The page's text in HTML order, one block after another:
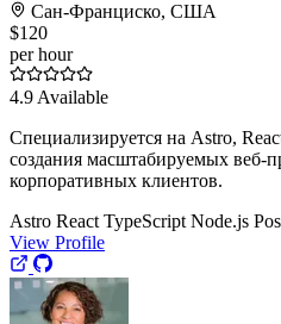
Сан-Франциско, США
$120
per hour
4.9 Available
Специализируется на Astro,
создания масштабируемых веб-
корпоративных клиентов.
Astro React TypeScript Node.js
View Profile